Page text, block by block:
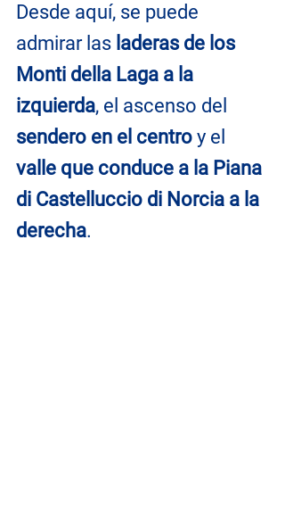
Desde aquí, se puede
admirar las laderas de los
Monti della Laga a la
izquierda, el ascenso del
sendero en el centro y el
valle que conduce a la Piana
di Castelluccio di Norcia a la
derecha.